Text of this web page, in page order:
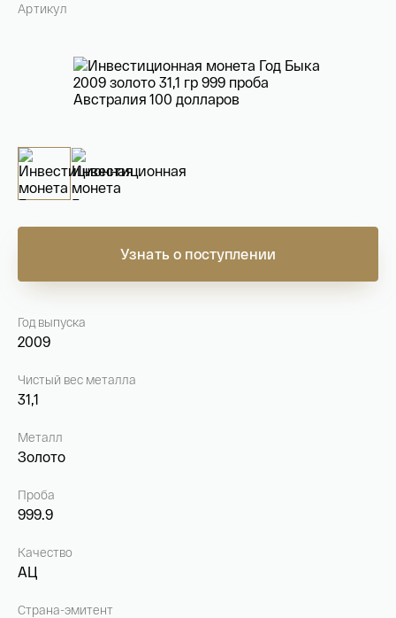
На связи с 9:00 до 18:00 (понедельник – пятница)
800 50504 76
495 78682 78
Артикул
Узнать о поступлении
Год выпуска
2009
Чистый вес металла
31,1
Металл
Золото
Проба
999.9
Качество
АЦ
Страна-эмитент